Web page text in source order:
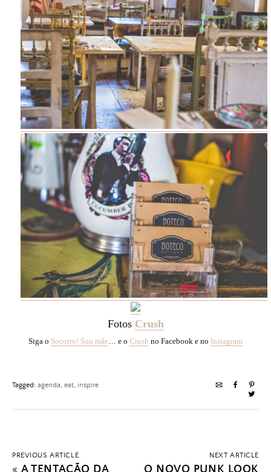
Fotos Crush
Siga o Socorro! Sou mãe e o Crush no Facebook e no Instagram
Tagged: agenda, eat, inspire
PREVIOUS ARTICLE NEXT ARTICLE